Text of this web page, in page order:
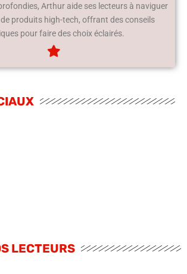
Arthur aide ses lecteurs à naviguer
de produits high-tech, offrant des conseils
pour faire des choix éclairés.
LECTEURS